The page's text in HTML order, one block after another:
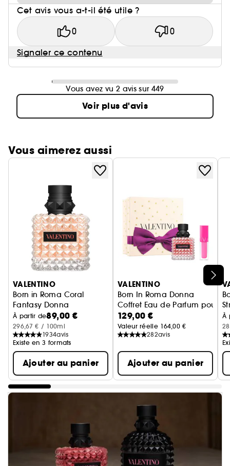
Cet avis vous a-t-il été utile ?
0 0
Signaler ce contenu
Vous avez vu 2 avis sur 449
Voir plus d'avis
Vous aimerez aussi
VALENTINO
Born in Roma Coral
Fantasy Donna
Eau de Parfum Pour Elle Florale Fruitée
À partir de89,00 €
296,67 € / 100ml
1934avis
Existe en 3 formats
Ajouter au panier
VALENTINO
Born In Roma Donna
Coffret Eau de Parfum pour
129,00 €
Valeur réelle 164,00 €
282avis
Ajouter au panier
À